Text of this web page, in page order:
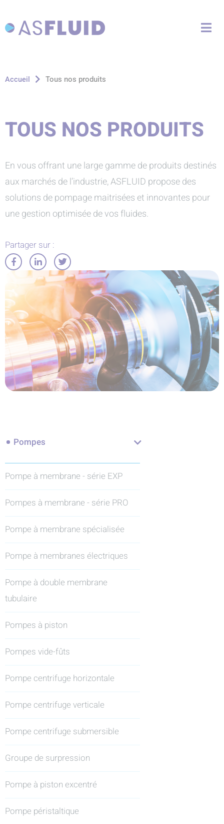
Aller à la recherche
Accueil Tous nos produits
TOUS NOS PRODUITS
En vous offrant une large gamme de produits destinés
aux marchés de l’industrie, ASFLUID propose des
solutions de pompage maitrisées et innovantes pour
une gestion optimisée de vos fluides.
Partager sur :
Partager
Facebook
Partager
sur
LinkedIn
Partager
sur
Twitter
Pompes
Pompe à membrane - série EXP
Pompes à membrane - série PRO
Pompe à membrane spécialisée
Pompe à membranes électriques
Pompe à double membrane
tubulaire
Pompes à piston
Pompes vide-fûts
Pompe centrifuge horizontale
Pompe centrifuge verticale
Pompe centrifuge submersible
Groupe de surpression
Pompe à piston excentré
Pompe péristaltique